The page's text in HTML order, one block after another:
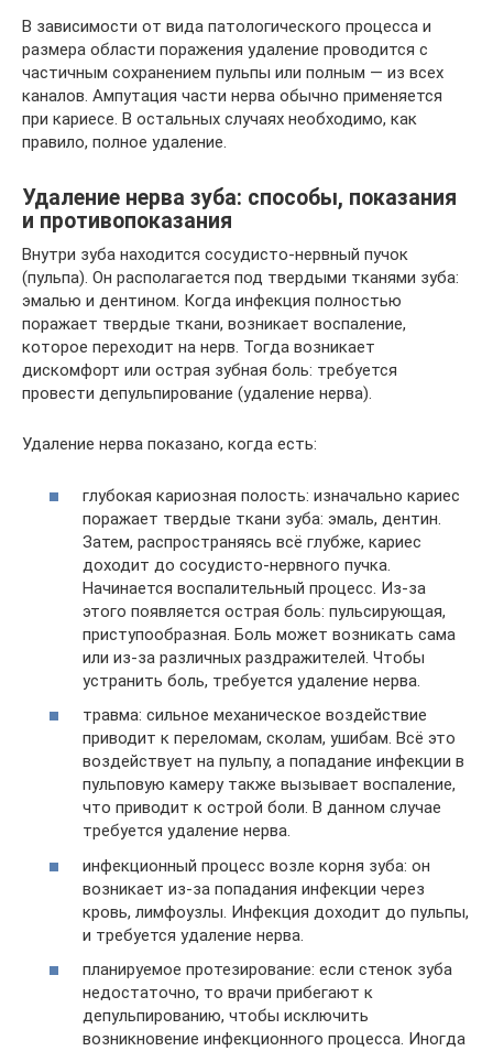
В зависимости от вида патологического процесса и
размера области поражения удаление проводится с
частичным сохранением пульпы или полным — из всех
каналов. Ампутация части нерва обычно применяется
при кариесе. В остальных случаях необходимо, как
правило, полное удаление.
Удаление нерва зуба: способы, показания
и противопоказания
Внутри зуба находится сосудисто-нервный пучок
(пульпа). Он располагается под твердыми тканями зуба:
эмалью и дентином. Когда инфекция полностью
поражает твердые ткани, возникает воспаление,
которое переходит на нерв. Тогда возникает
дискомфорт или острая зубная боль: требуется
провести депульпирование (удаление нерва).
Удаление нерва показано, когда есть:
глубокая кариозная полость: изначально кариес
поражает твердые ткани зуба: эмаль, дентин.
Затем, распространяясь всё глубже, кариес
доходит до сосудисто-нервного пучка.
Начинается воспалительный процесс. Из-за
этого появляется острая боль: пульсирующая,
приступообразная. Боль может возникать сама
или из-за различных раздражителей. Чтобы
устранить боль, требуется удаление нерва.
травма: сильное механическое воздействие
приводит к переломам, сколам, ушибам. Всё это
воздействует на пульпу, а попадание инфекции в
пульповую камеру также вызывает воспаление,
что приводит к острой боли. В данном случае
требуется удаление нерва.
инфекционный процесс возле корня зуба: он
возникает из-за попадания инфекции через
кровь, лимфоузлы. Инфекция доходит до пульпы,
и требуется удаление нерва.
планируемое протезирование: если стенок зуба
недостаточно, то врачи прибегают к
депульпированию, чтобы исключить
возникновение инфекционного процесса. Иногда